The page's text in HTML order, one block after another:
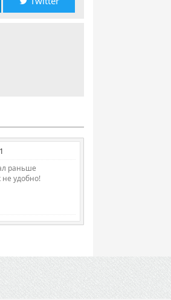
раньше
не удобно!